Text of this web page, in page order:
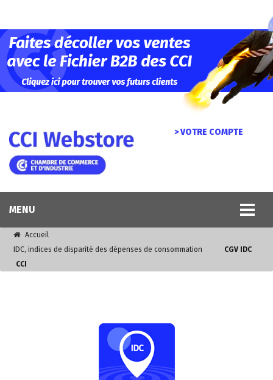
> VOTRE COMPTE
MENU
Accueil
IDC, indices de disparité des dépenses de consommation
CGV IDC
CCI